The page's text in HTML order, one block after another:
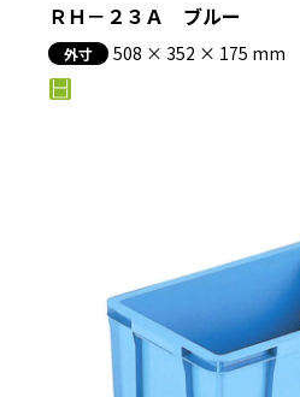
ＲＨ－２３Ａ ブルー
外寸 508 × 352 × 175 mm